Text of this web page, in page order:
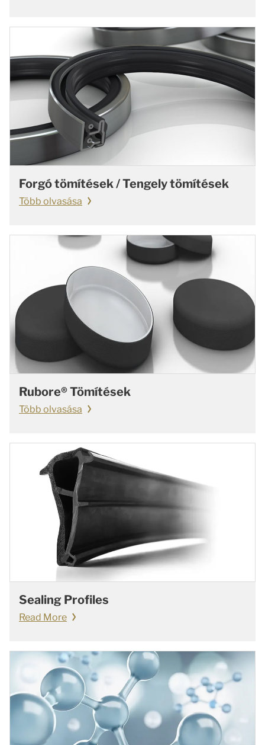
Forgó tömítések / Tengely tömítések
Több olvasása
Rubore® Tömítések
Több olvasása
Sealing Profiles
Read More